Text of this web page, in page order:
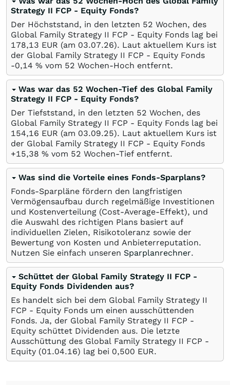
Strategy II FCP - Equity Fonds?
Der Höchststand, in den letzten 52 Wochen, des
Global Family Strategy II FCP - Equity Fonds lag bei
178,13 EUR (am 03.07.26). Laut aktuellem Kurs ist
der Global Family Strategy II FCP - Equity Fonds
-0,14 % vom 52 Wochen-Hoch entfernt.
Was war das 52 Wochen-Tief des Global Family
Strategy II FCP - Equity Fonds?
Der Tiefststand, in den letzten 52 Wochen, des
Global Family Strategy II FCP - Equity Fonds lag bei
154,16 EUR (am 03.09.25). Laut aktuellem Kurs ist
der Global Family Strategy II FCP - Equity Fonds
+15,38 % vom 52 Wochen-Tief entfernt.
Was sind die Vorteile eines Fonds-Sparplans?
Fonds-Sparpläne fördern den langfristigen
Vermögensaufbau durch regelmäßige Investitionen
und Kostenverteilung (Cost-Average-Effekt), und
die Auswahl des richtigen Plans basiert auf
individuellen Zielen, Risikotoleranz sowie der
Bewertung von Kosten und Anbieterreputation.
Nutzen Sie einfach unseren Sparplanrechner.
Schüttet der Global Family Strategy II FCP -
Equity Fonds Dividenden aus?
Es handelt sich bei dem Global Family Strategy II
FCP - Equity Fonds um einen ausschüttenden
Fonds. Ja, der Global Family Strategy II FCP -
Equity schüttet Dividenden aus. Die letzte
Ausschüttung des Global Family Strategy II FCP -
Equity (01.04.16) lag bei 0,500 EUR.